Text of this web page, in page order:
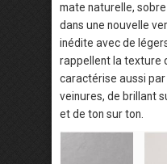
mate naturelle,
dans une nouvelle
inédite avec de
rappellent la texture
caractérise aussi
veinures, de brillant
et de ton sur ton.